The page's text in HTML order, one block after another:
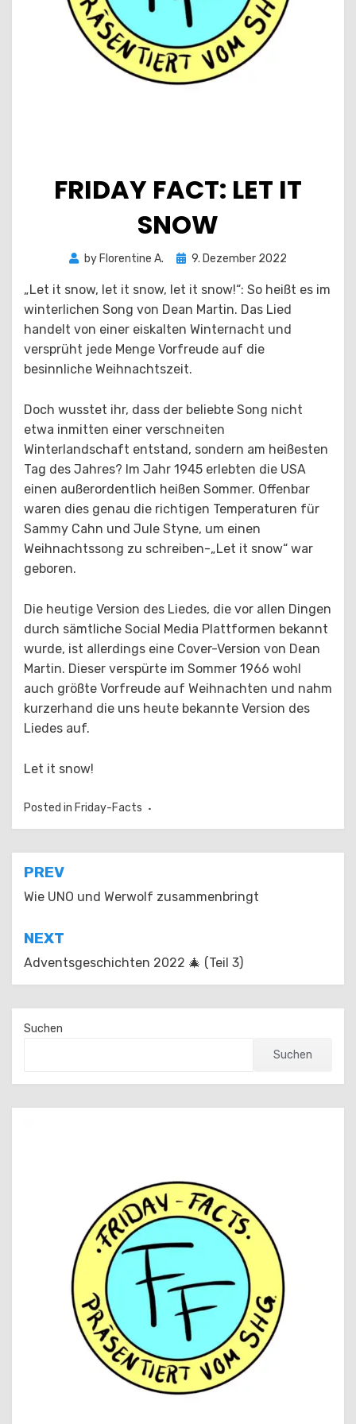
FRIDAY FACT: LET IT
SNOW
by Florentine A.
Posted
9. Dezember 2022
„Let it snow, let it snow, let it snow!“: So heißt es im
winterlichen Song von Dean Martin. Das Lied
handelt von einer eiskalten Winternacht und
versprüht jede Menge Vorfreude auf die
besinnliche Weihnachtszeit.
Doch wusstet ihr, dass der beliebte Song nicht
etwa inmitten einer verschneiten
Winterlandschaft entstand, sondern am heißesten
Tag des Jahres? Im Jahr 1945 erlebten die USA
einen außerordentlich heißen Sommer. Offenbar
waren dies genau die richtigen Temperaturen für
Sammy Cahn und Jule Styne, um einen
Weihnachtssong zu schreiben-„Let it snow“ war
geboren.
Die heutige Version des Liedes, die vor allen Dingen
durch sämtliche Social Media Plattformen bekannt
wurde, ist allerdings eine Cover-Version von Dean
Martin. Dieser verspürte im Sommer 1966 wohl
auch größte Vorfreude auf Weihnachten und nahm
kurzerhand die uns heute bekannte Version des
Liedes auf.
Let it snow!
Posted in Friday-Facts
Beitragsnavigation
PREV
Wie UNO und Werwolf zusammenbringt
NEXT
Advents­­ge­schichten 2022 ­🎄 (Teil 3)
Suchen
Suchen